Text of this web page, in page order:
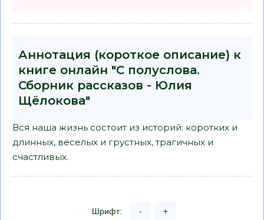
Аннотация (короткое описание) к
книге онлайн "С полуслова.
Сборник рассказов - Юлия
Щёлокова"
Вся наша жизнь состоит из историй: коротких и
длинных, веселых и грустных, трагичных и
счастливых.
Шрифт: - +